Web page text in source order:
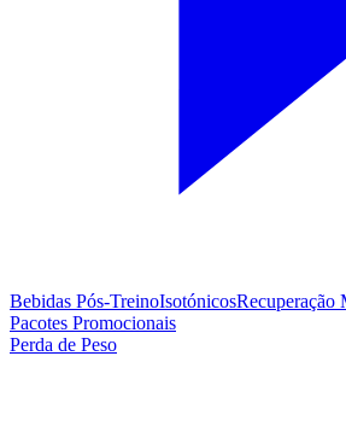
Bebidas Pós-TreinoIsotónicosRecuperação
Pacotes Promocionais
Perda de Peso